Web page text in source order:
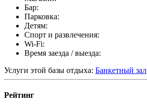
Бар:
Парковка:
Детям:
Спорт и развлечения:
Wi-Fi:
Время заезда / выезда:
Услуги этой базы отдыха: Банкетный зал
Рейтинг